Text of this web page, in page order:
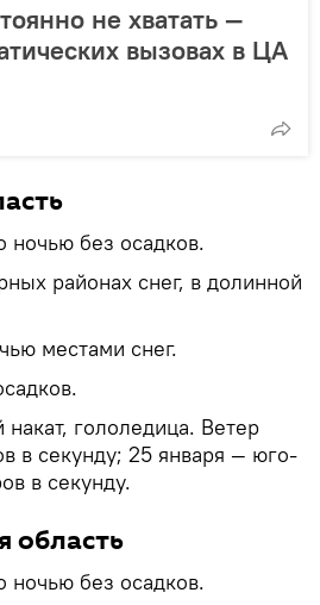
не хватать —
вызовах в ЦА
ночью без осадков.
районах снег, в долинной
местами снег.
гололедица. Ветер
в секунду; 25 января — юго-
в секунду.
область
ночью без осадков.